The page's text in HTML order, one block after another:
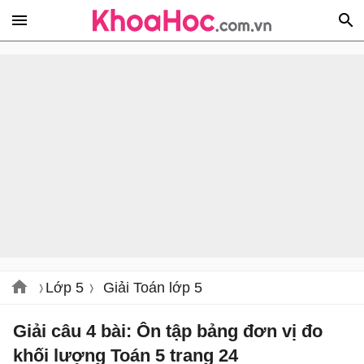
Lớp 5 Giải Toán lớp 5
Giải câu 4 bài: Ôn tập bảng đơn vị đo
khối lượng Toán 5 trang 24